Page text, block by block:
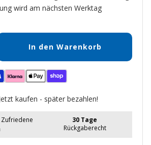
wird am nächsten Werktag
In den Warenkorb
kaufen - später bezahlen!
Zufriedene
30 Tage
Rückgaberecht